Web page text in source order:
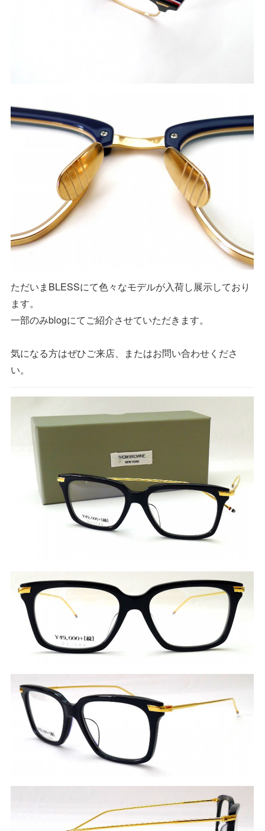
ただいまBLESSにて色々なモデルが入荷し展示しており
ます。
一部のみblogにてご紹介させていただきます。
気になる方はぜひご来店、またはお問い合わせくださ
い。